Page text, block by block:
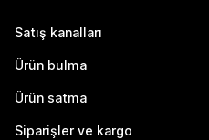
Satış kanalları
Ürün bulma
Ürün satma
Siparişler ve kargo